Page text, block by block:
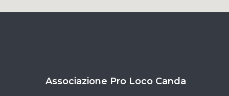
Associazione Pro Loco Canda